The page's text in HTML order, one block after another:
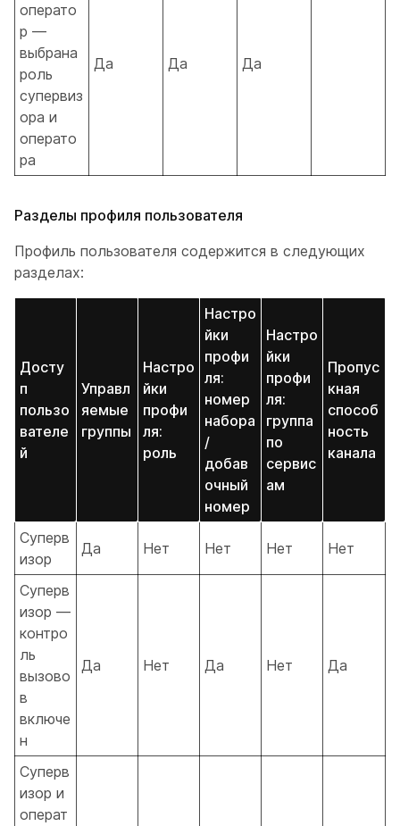
операто
р —
выбрана
роль
супервиз
ора и
операто
ра
Да Да Да
Разделы профиля пользователя
Профиль пользователя содержится в следующих
разделах:
Досту
п
пользо
вателе
й
Управл
яемые
группы
Настро
йки
профи
ля:
роль
Настро
йки
профи
ля:
номер
набора
/
добав
очный
номер
Настро
йки
профи
ля:
группа
по
сервис
ам
Пропус
кная
способ
ность
канала
Суперв
изор
Да Нет Нет Нет Нет
Суперв
изор —
контро
ль
вызово
в
включе
н
Да Нет Да Нет Да
Суперв
изор и
операт